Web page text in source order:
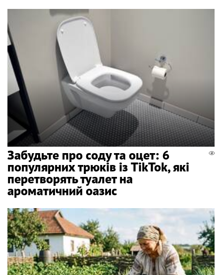
Забудьте про соду та оцет: 6
популярних трюків із TikTok, які
перетворять туалет на
ароматичний оазис